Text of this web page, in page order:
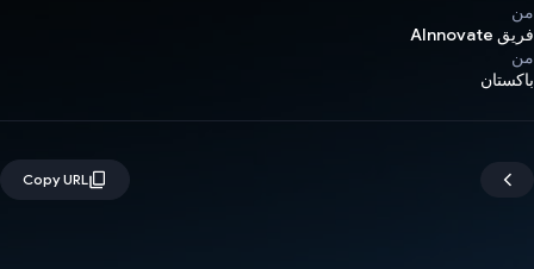
من
فريق AInnovate
من
باكستان